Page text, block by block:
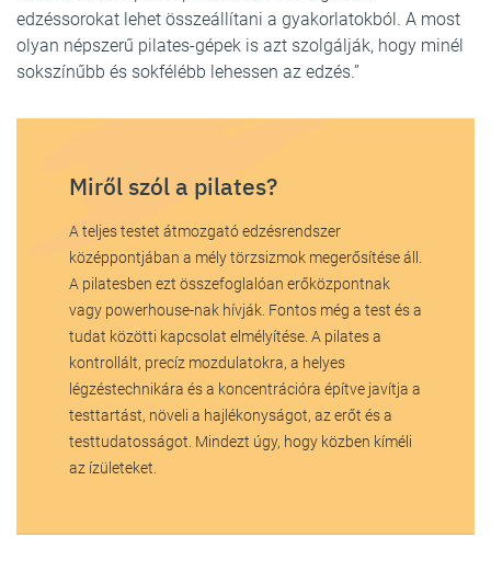
edzéssorokat lehet összeállítani a gyakorlatokból. A most
olyan népszerű pilates-gépek is azt szolgálják, hogy minél
sokszínűbb és sokfélébb lehessen az edzés.”
Miről szól a pilates?
A teljes testet átmozgató edzésrendszer
középpontjában a mély törzsizmok megerősítése áll.
A pilatesben ezt összefoglalóan erőközpontnak
vagy powerhouse-nak hívják. Fontos még a test és a
tudat közötti kapcsolat elmélyítése. A pilates a
kontrollált, precíz mozdulatokra, a helyes
légzéstechnikára és a koncentrációra építve javítja a
testtartást, növeli a hajlékonyságot, az erőt és a
testtudatosságot. Mindezt úgy, hogy közben kíméli
az ízületeket.